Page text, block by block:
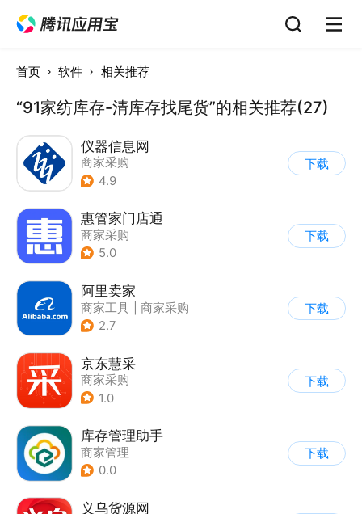
首页 软件 相关推荐
“91家纺库存-清库存找尾货”的相关推荐(27)
仪器信息网
商家采购
4.9
下载
惠管家门店通
商家采购
5.0
下载
阿里卖家
商家工具
商家采购
2.7
下载
京东慧采
商家采购
1.0
下载
库存管理助手
商家管理
0.0
下载
义乌货源网